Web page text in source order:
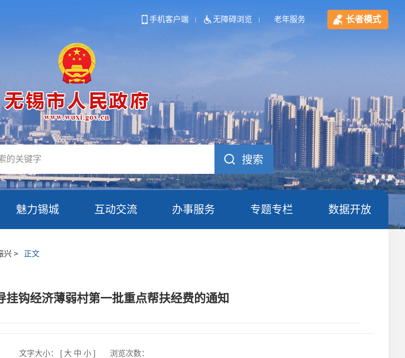
手机客户端 无障碍浏览 老年服务 长者模式
魅力锡城 互动交流 办事服务 专题专栏 数据开放
兴 > 正文
挂钩经济薄弱村第一批重点帮扶经费的通知
文字大小： [ 大 中 小] 浏览次数：